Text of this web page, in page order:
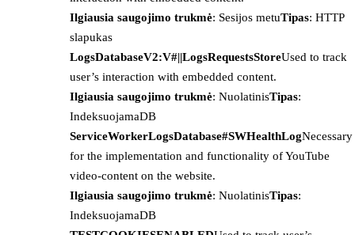
Ilgiausia saugojimo trukmė: Sesijos metuTipas: HTTP
slapukas
LogsDatabaseV2:V#||LogsRequestsStoreUsed to track
user’s interaction with embedded content.
Ilgiausia saugojimo trukmė: NuolatinisTipas:
IndeksuojamaDB
ServiceWorkerLogsDatabase#SWHealthLogNecessary
for the implementation and functionality of YouTube
video-content on the website.
Ilgiausia saugojimo trukmė: NuolatinisTipas:
IndeksuojamaDB